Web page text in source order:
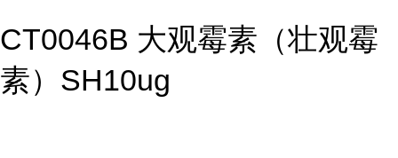
CT0046B 大观霉素（壮观霉
素）SH10ug